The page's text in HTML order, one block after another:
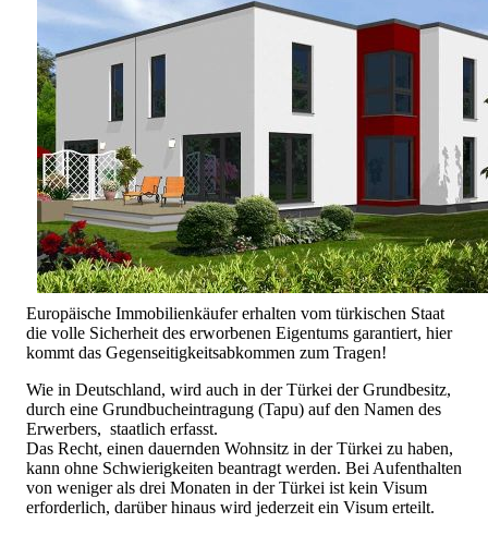
Europäische Immobilienkäufer erhalten vom türkischen Staat
die volle Sicherheit des erworbenen Eigentums garantiert, hier
kommt das Gegenseitigkeitsabkommen zum Tragen!
Wie in Deutschland, wird auch in der Türkei der Grundbesitz,
durch eine Grundbucheintragung (Tapu) auf den Namen des
Erwerbers, staatlich erfasst.
Das Recht, einen dauernden Wohnsitz in der Türkei zu haben,
kann ohne Schwierigkeiten beantragt werden. Bei Aufenthalten
von weniger als drei Monaten in der Türkei ist kein Visum
erforderlich, darüber hinaus wird jederzeit ein Visum erteilt.